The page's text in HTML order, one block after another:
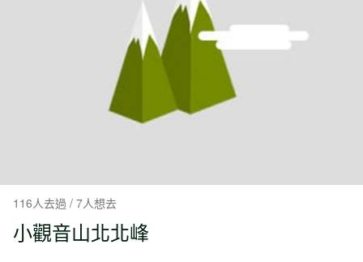
116人去過 / 7人想去
小觀音山北北峰